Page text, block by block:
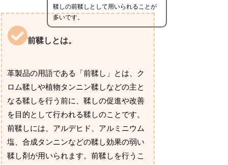
鞣しの前鞣しとして用いられることが
多いです。
前鞣しとは。
革製品の用語である「前鞣し」とは、ク
ロム鞣しや植物タンニン鞣しなどの主と
なる鞣しを行う前に、鞣しの促進や改善
を目的として行われる鞣しのことです。
前鞣しには、アルデヒド、アルミニウム
塩、合成タンニンなどの鞣し効果の弱い
鞣し剤が用いられます。前鞣しを行うこ